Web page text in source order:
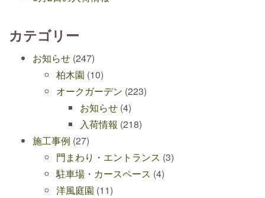
カテゴリー
お知らせ (247)
柏木園 (10)
オークガーデン (223)
お知らせ (4)
入荷情報 (218)
施工事例 (27)
門まわり・エントランス (3)
駐車場・カースペース (4)
洋風庭園 (11)